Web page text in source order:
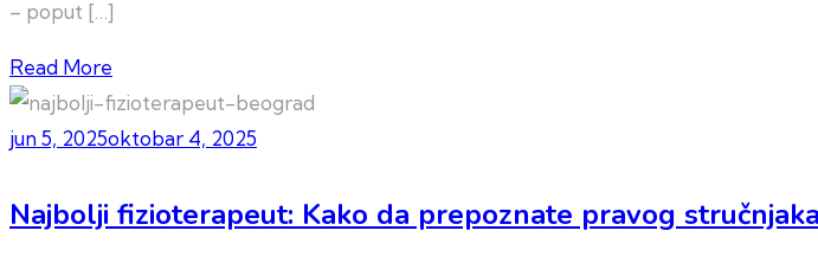
– poput […]
Read More
jun 5, 2025oktobar 4, 2025
Najbolji fizioterapeut: Kako da prepoznate pravog